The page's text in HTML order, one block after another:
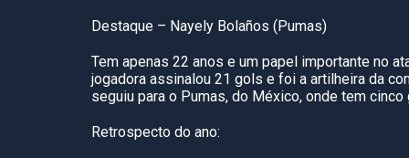
Destaque – Nayely Bolaños (Pumas)
Tem apenas 22 anos e um papel importante no
jogadora assinalou 21 gols e foi a artilheira da
seguiu para o Pumas, do México, onde tem
Retrospecto do ano: